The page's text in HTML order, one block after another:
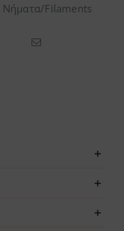
Νήματα/Filaments